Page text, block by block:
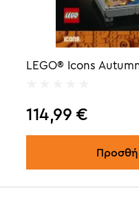
LEGO® Icons
114,99 €